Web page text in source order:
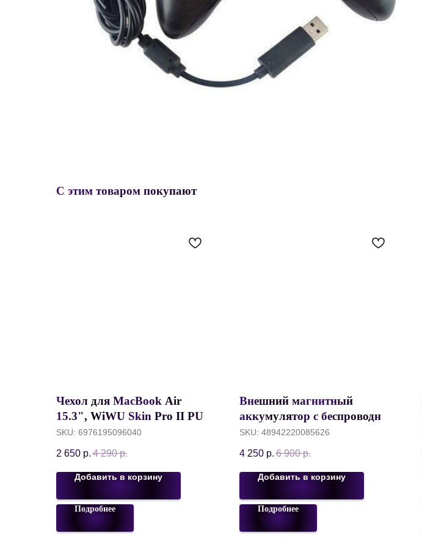
С этим товаром покупают
Чехол для MacBook Air
15.3", WiWU Skin Pro II PU
Leather Sleeve, Коричневый
SKU: 6976195096040
2 650 р. 4 290 р.
Добавить в корзину
Подробнее
Внешний магнитный
аккумулятор с беспроводной
зарядкой Momax Q.MAG X1
Ultra Slim 13 mm, 10000 mAh,
Qi 15W / PD20W, Purple
SKU: 48942220085626
4 250 р. 6 900 р.
Добавить в корзину
Подробнее